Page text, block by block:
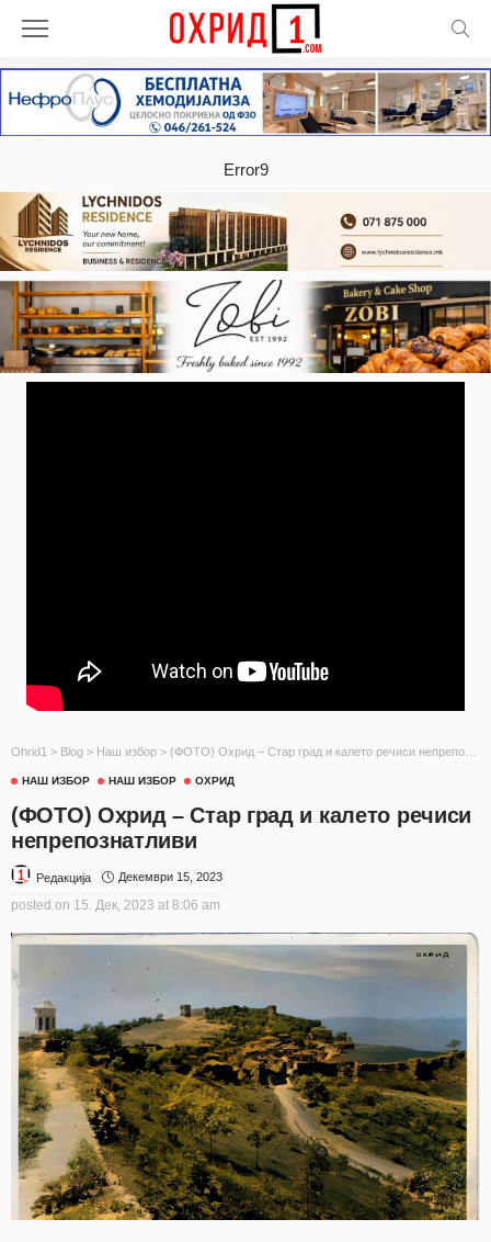
Error9
Ohrid1 > Blog > Наш избор > (ФОТО) Охрид – Стар град и калето речиси непрепознатливи
НАШ ИЗБОР НАШ ИЗБОР ОХРИД
(ФОТО) Охрид – Стар град и калето речиси
непрепознатливи
Редакција Декември 15, 2023
posted on 15. Дек, 2023 at 8:06 am